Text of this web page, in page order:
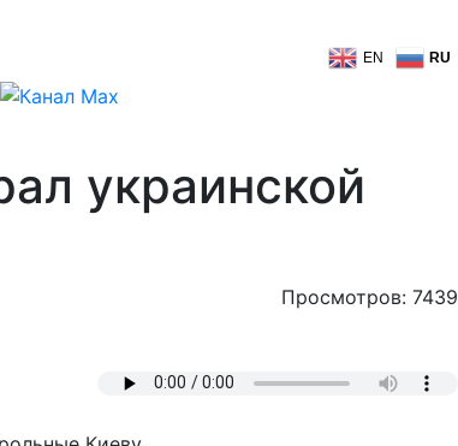
EN RU
украинской
Просмотров: 7439